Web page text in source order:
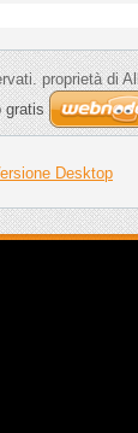
proprietà di
gratis
Desktop